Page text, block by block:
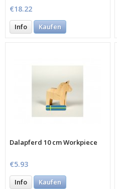
€18.22
Info Kaufen
Dalapferd 10 cm Workpiece
€5.93
Info Kaufen